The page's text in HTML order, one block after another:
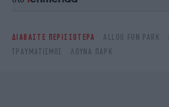
ΔΙΑΒΑΣΤΕ ΠΕΡΙΣΣΟΤΕΡΑ ALLOU FUN PARK
ΤΡΑΥΜΑΤΙΣΜΌΣ
ΛΟΎΝΑ ΠΑΡΚ